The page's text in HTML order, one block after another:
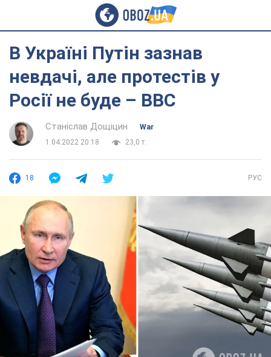
В Україні Путін зазнав
невдачі, але протестів у
Росії не буде – BBC
Станіслав Дощіцин
War
1.04.2022 20:18
23,0 т.
18 РУС